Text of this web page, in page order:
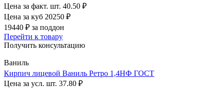
Цена за факт. шт. 40.50 ₽
Цена за куб 20250 ₽
19440 ₽ за поддон
Перейти к товару
Получить консультацию
Ваниль
Кирпич лицевой Ваниль Ретро 1,4НФ ГОСТ
Цена за усл. шт. 37.80 ₽